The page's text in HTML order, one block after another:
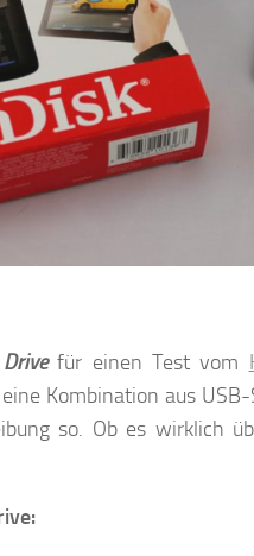
für einen Test vom
Kombination aus
so. Ob es wirklich